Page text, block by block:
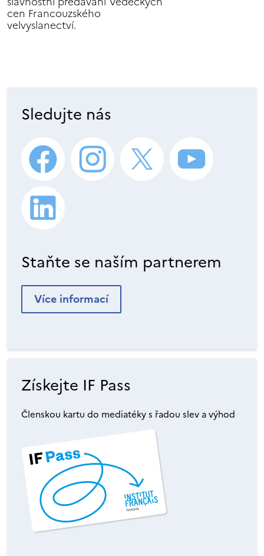
cen Francouzského
velvyslanectví.
Sledujte nás
Staňte se naším partnerem
Více informací
Získejte IF Pass
Členskou kartu do mediatéky s řadou slev a výhod